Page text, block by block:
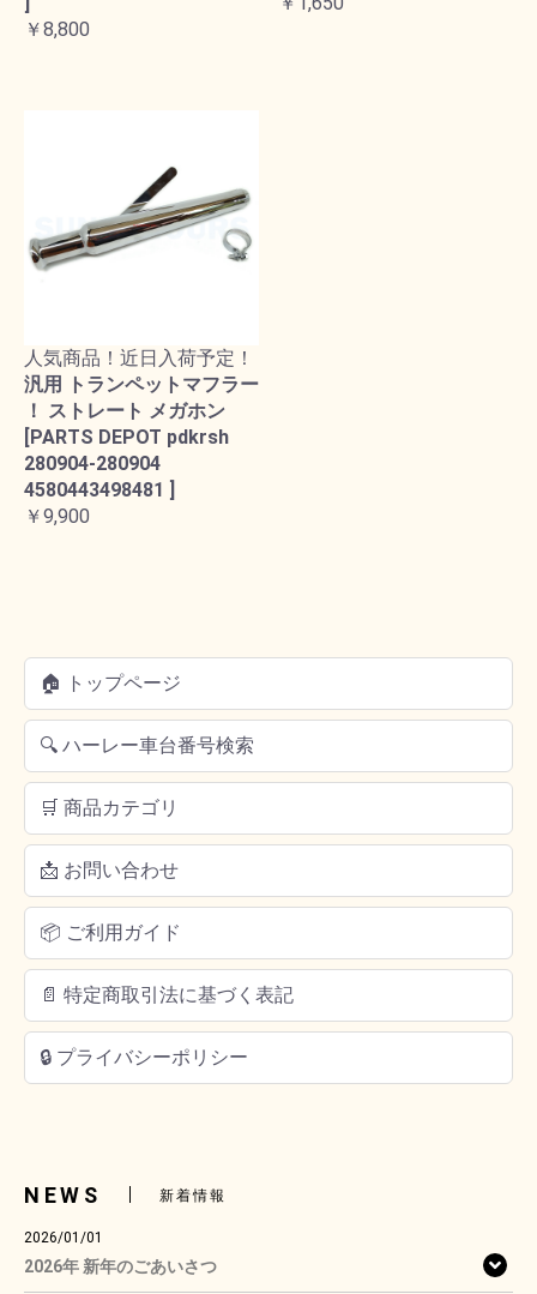
￥8,800
人気商品！近日入荷予定！
汎用 トランペットマフラー
！ ストレート メガホン
[PARTS DEPOT pdkrsh
280904-280904
4580443498481 ]
￥9,900
🏠 トップページ
🔍 ハーレー車台番号検索
🛒 商品カテゴリ
📩 お問い合わせ
📦 ご利用ガイド
📄 特定商取引法に基づく表記
🔒 プライバシーポリシー
NEWS 新着情報
2026/01/01
2026年 新年のごあいさつ